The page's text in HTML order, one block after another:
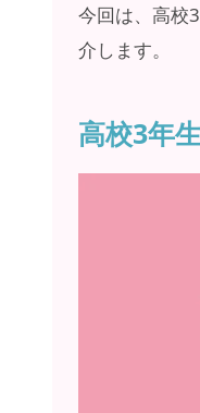
今回は、高校
介します。
高校3年